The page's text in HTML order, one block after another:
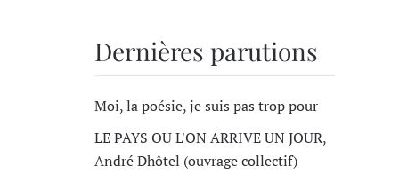
Dernières parutions
Moi, la poésie, je suis pas trop pour
LE PAYS OU L'ON ARRIVE UN JOUR,
André Dhôtel (ouvrage collectif)